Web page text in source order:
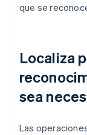
que se
Localiza
sea
Las